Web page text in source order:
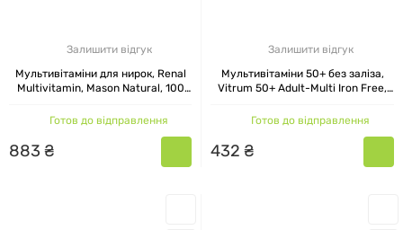
Залишити відгук
Мультивітаміни для нирок, Renal
Multivitamin, Mason Natural, 100
Готов до відправлення
883 ₴
Залишити відгук
Мультивітаміни 50+ без заліза,
Vitrum 50+ Adult-Multi Iron Free,
Готов до відправлення
432 ₴